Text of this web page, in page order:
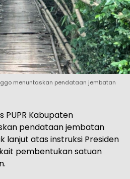
menuntaskan pendataan jembatan
PUPR Kabupaten
pendataan jembatan
lanjut atas instruksi Presiden
pembentukan satuan